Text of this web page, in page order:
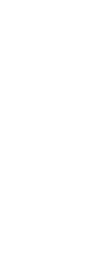
간 : 120분 (옵션에 따라